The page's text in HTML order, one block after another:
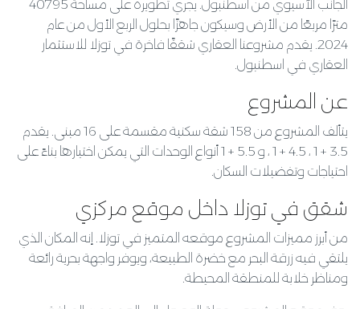
الجانب الآسيوي من اسطنبول. يجري تطويره على مساحة 40795
مترًا مربعًا من الأرض وسيكون جاهزًا بحلول الربع الأول من عام
2024. يقدم مشروعنا العقاري شققًا فاخرة في توزلا للاستثمار
العقاري في اسطنبول.
عن المشروع
يتألف المشروع من 158 شقة سكنية مقسمة على 16 مبنى. يقدم
3.5 + 1 ، 4.5 + 1 ، و 5.5 + 1 أنواع الوحدات التي يمكن اختيارها بناءً على
احتياجات وتفضيلات السكان.
شقق في توزلا داخل موقع مركزي
من أبرز مميزات المشروع موقعه المتميز في توزلا. إنه المكان الذي
يلتقي فيه زرقة البحر مع خضرة الطبيعة، ويوفر واجهة بحرية رائعة
ومناظر خلابة للمنطقة المحيطة.